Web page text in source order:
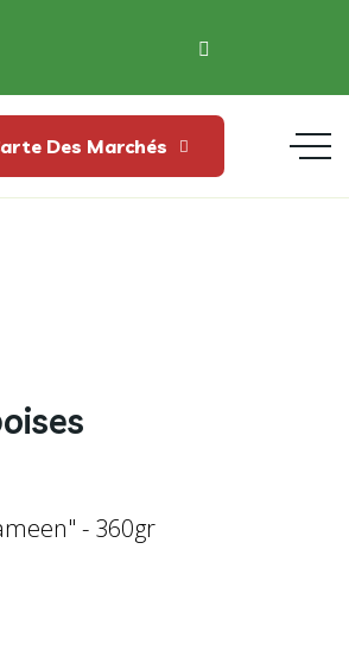
Des Marchés
- 360gr